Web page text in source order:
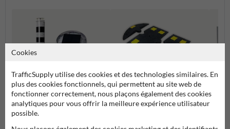
Cookies
TrafficSupply utilise des cookies et des technologies similaires. En
plus des cookies fonctionnels, qui permettent au site web de
fonctionner correctement, nous plaçons également des cookies
analytiques pour vous offrir la meilleure expérience utilisateur
possible.